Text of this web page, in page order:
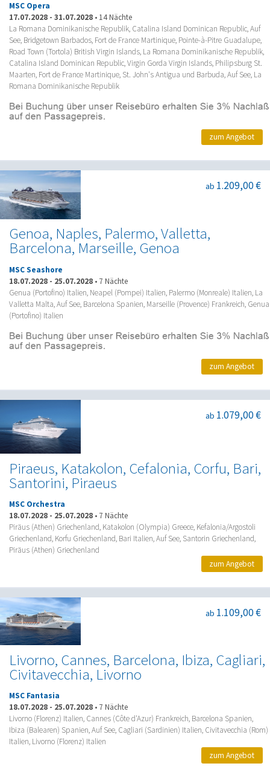
MSC Opera
17.07.2028 - 31.07.2028 • 14 Nächte
La Romana Dominikanische Republik, Catalina Island Dominican Republic, Auf
See, Bridgetown Barbados, Fort de France Martinique, Pointe-à-Pitre Guadalupe,
Road Town (Tortola) British Virgin Islands, La Romana Dominikanische Republik,
Catalina Island Dominican Republic, Virgin Gorda Virgin Islands, Philipsburg St.
Maarten, Fort de France Martinique, St. John's Antigua und Barbuda, Auf See, La
Romana Dominikanische Republik
zum Angebot
Genoa, Naples, Palermo, Valletta,
Barcelona, Marseille, Genoa
ab 1.209,00 €
MSC Seashore
18.07.2028 - 25.07.2028 • 7 Nächte
Genua (Portofino) Italien, Neapel (Pompei) Italien, Palermo (Monreale) Italien, La
Valletta Malta, Auf See, Barcelona Spanien, Marseille (Provence) Frankreich, Genua
(Portofino) Italien
zum Angebot
Piraeus, Katakolon, Cefalonia, Corfu, Bari,
Santorini, Piraeus
ab 1.079,00 €
MSC Orchestra
18.07.2028 - 25.07.2028 • 7 Nächte
Piräus (Athen) Griechenland, Katakolon (Olympia) Greece, Kefalonia/Argostoli
Griechenland, Korfu Griechenland, Bari Italien, Auf See, Santorin Griechenland,
Piräus (Athen) Griechenland
zum Angebot
Livorno, Cannes, Barcelona, Ibiza, Cagliari,
Civitavecchia, Livorno
ab 1.109,00 €
MSC Fantasia
18.07.2028 - 25.07.2028 • 7 Nächte
Livorno (Florenz) Italien, Cannes (Côte d'Azur) Frankreich, Barcelona Spanien,
Ibiza (Balearen) Spanien, Auf See, Cagliari (Sardinien) Italien, Civitavecchia (Rom)
Italien, Livorno (Florenz) Italien
zum Angebot